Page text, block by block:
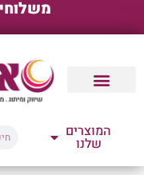
המוצרים
שלנו